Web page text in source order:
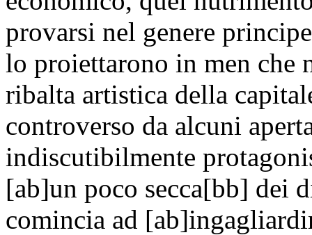
provarsi nel genere
lo proiettarono in men che
ribalta artistica della
controverso da alcuni
indiscutibilmente
[ab]un poco secca[bb] dei
comincia ad